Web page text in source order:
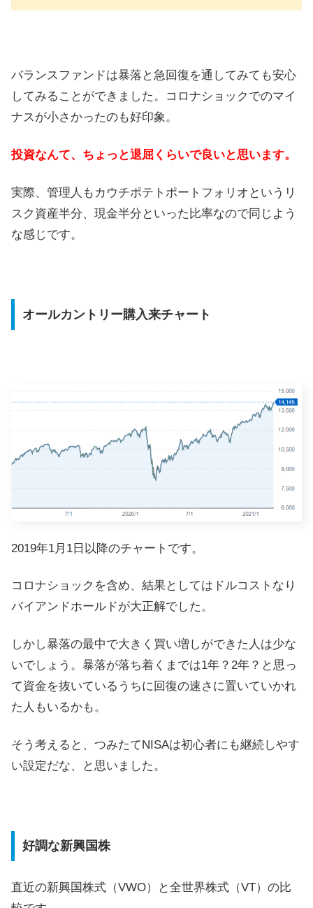
バランスファンドは暴落と急回復を通してみても安心
してみることができました。コロナショックでのマイ
ナスが小さかったのも好印象。
投資なんて、ちょっと退屈くらいで良いと思います。
実際、管理人もカウチポテトポートフォリオというリ
スク資産半分、現金半分といった比率なので同じよう
な感じです。
オールカントリー購入来チャート
2019年1月1日以降のチャートです。
コロナショックを含め、結果としてはドルコストなり
バイアンドホールドが大正解でした。
しかし暴落の最中で大きく買い増しができた人は少な
いでしょう。暴落が落ち着くまでは1年？2年？と思っ
て資金を抜いているうちに回復の速さに置いていかれ
た人もいるかも。
そう考えると、つみたてNISAは初心者にも継続しやす
い設定だな、と思いました。
好調な新興国株
直近の新興国株式（VWO）と全世界株式（VT）の比